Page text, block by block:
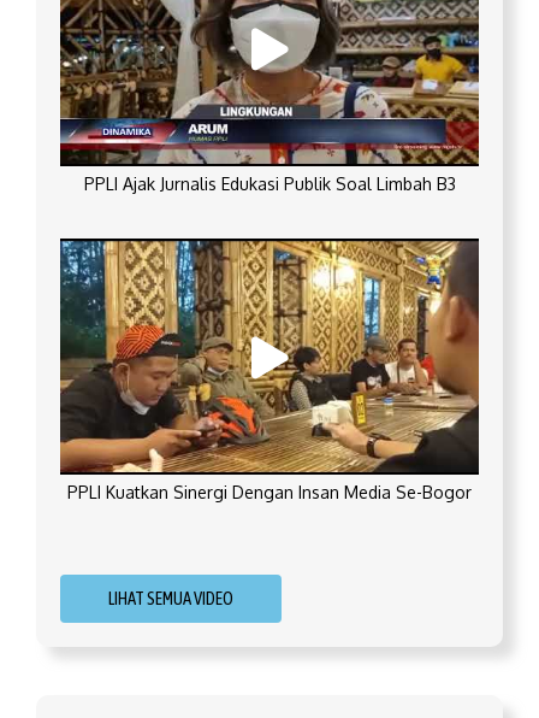
PPLI Ajak Jurnalis Edukasi Publik Soal Limbah B3
PPLI Kuatkan Sinergi Dengan Insan Media Se-Bogor
LIHAT SEMUA VIDEO